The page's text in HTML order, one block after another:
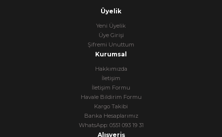
Üyelik
Yeni Üyelik
Üye Girişi
Şifremi Unuttum
Kurumsal
Hakkımızda
İletişim
İletişim Formu
Havale Bildirim Formu
Kargo Takibi
Banka Hesaplarımız
WhatsApp: 0551 093 19 31
Alışveriş